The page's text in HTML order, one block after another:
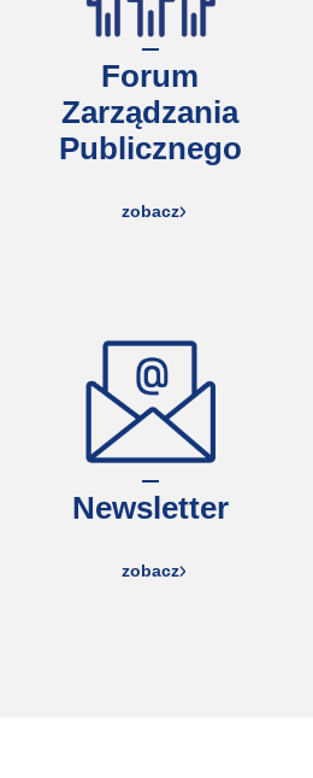
Forum
Zarządzania
Publicznego
zobacz
Newsletter
zobacz